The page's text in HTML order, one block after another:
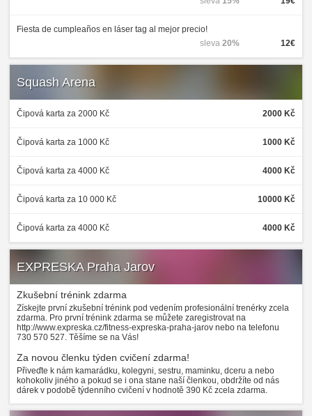
Fiesta de cumpleaños en láser tag al mejor precio!
12€
sleva 20%
Squash Arena
Čipová karta za 2000 Kč 2000 Kč
Čipová karta za 1000 Kč 1000 Kč
Čipová karta za 4000 Kč 4000 Kč
Čipová karta za 10 000 Kč 10000 Kč
Čipová karta za 4000 Kč 4000 Kč
EXPRESKA Praha Jarov
Zkušební trénink zdarma
Získejte první zkušební trénink pod vedením profesionální trenérky zcela
zdarma. Pro první trénink zdarma se můžete zaregistrovat na
http://www.expreska.cz/fitness-expreska-praha-jarov nebo na telefonu
730 570 527. Těšíme se na Vás!
Za novou členku týden cvičení zdarma!
Přiveďte k nám kamarádku, kolegyni, sestru, maminku, dceru a nebo
kohokoliv jiného a pokud se i ona stane naší členkou, obdržíte od nás
dárek v podobě týdenního cvičení v hodnotě 390 Kč zcela zdarma.